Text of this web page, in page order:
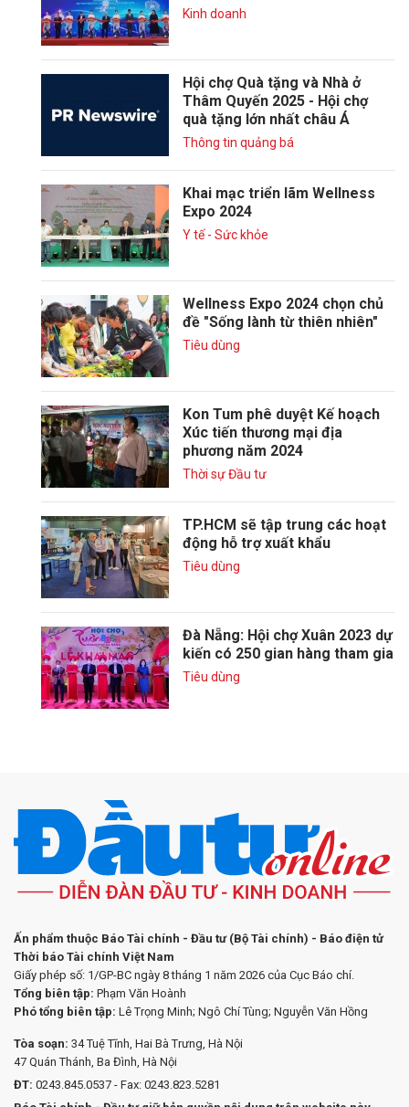
Kinh doanh
Hội chợ Quà tặng và Nhà ở
Thâm Quyến 2025 - Hội chợ
quà tặng lớn nhất châu Á
Thông tin quảng bá
Khai mạc triển lãm Wellness
Expo 2024
Y tế - Sức khỏe
Wellness Expo 2024 chọn chủ
đề "Sống lành từ thiên nhiên"
Tiêu dùng
Kon Tum phê duyệt Kế hoạch
Xúc tiến thương mại địa
phương năm 2024
Thời sự Đầu tư
TP.HCM sẽ tập trung các hoạt
động hỗ trợ xuất khẩu
Tiêu dùng
Đà Nẵng: Hội chợ Xuân 2023 dự
kiến có 250 gian hàng tham gia
Tiêu dùng
Ấn phẩm thuộc Báo Tài chính - Đầu tư (Bộ Tài chính) - Báo điện tử
Thời báo Tài chính Việt Nam
Giấy phép số: 1/GP-BC ngày 8 tháng 1 năm 2026 của Cục Báo chí.
Tổng biên tập: Phạm Văn Hoành
Phó tổng biên tập: Lê Trọng Minh; Ngô Chí Tùng; Nguyễn Văn Hồng
Tòa soạn: 34 Tuệ Tĩnh, Hai Bà Trưng, Hà Nội
47 Quán Thánh, Ba Đình, Hà Nội
ĐT: 0243.845.0537 - Fax: 0243.823.5281